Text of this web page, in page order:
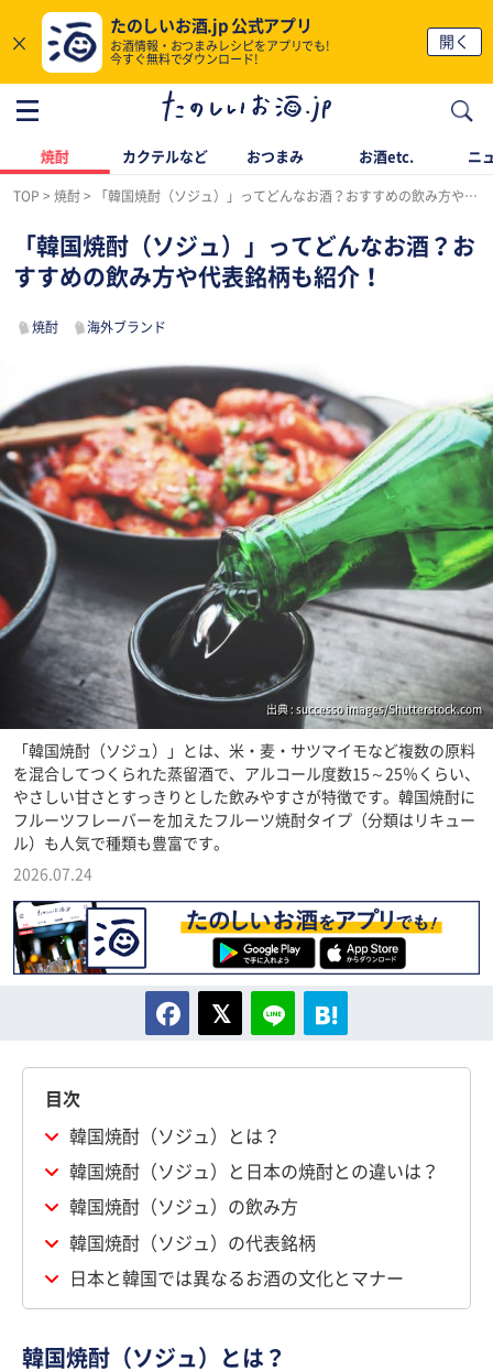
×
たのしいお酒.jp 公式アプリ
お酒情報・おつまみレシピをアプリでも!
今すぐ無料でダウンロード!
開く
焼酎 カクテルなど おつまみ お酒etc. ニ
TOP 焼酎 「韓国焼酎（ソジュ）」ってどんなお酒？おすすめの飲み方や代表銘柄も紹介！
「韓国焼酎（ソジュ）」ってどんなお酒？お
すすめの飲み方や代表銘柄も紹介！
焼酎 海外ブランド
出典 : successo images/Shutterstock.com
「韓国焼酎（ソジュ）」とは、米・麦・サツマイモなど複数の原料
を混合してつくられた蒸留酒で、アルコール度数15～25％くらい、
やさしい甘さとすっきりとした飲みやすさが特徴です。韓国焼酎に
フルーツフレーバーを加えたフルーツ焼酎タイプ（分類はリキュー
ル）も人気で種類も豊富です。
2026.07.24
目次
韓国焼酎（ソジュ）とは？
韓国焼酎（ソジュ）と日本の焼酎との違いは？
韓国焼酎（ソジュ）の飲み方
韓国焼酎（ソジュ）の代表銘柄
日本と韓国では異なるお酒の文化とマナー
韓国焼酎（ソジュ）とは？